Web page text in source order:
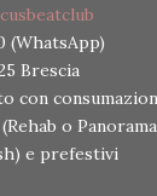
(WhatsApp)
Brescia
con
o
e prefestivi